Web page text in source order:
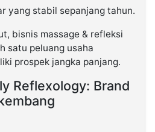
yang stabil sepanjang tahun.
bisnis massage & refleksi
satu peluang usaha
prospek jangka panjang.
Reflexology: Brand